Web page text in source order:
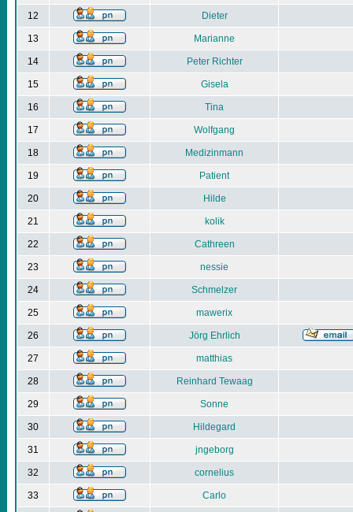
12 Dieter
13 Marianne
14 Peter Richter
15 Gisela
16 Tina
17 Wolfgang
18 Medizinmann
19 Patient
20 Hilde
21 kolik
22 Cathreen
23 nessie
24 Schmelzer
25 mawerix
26 Jörg Ehrlich
27 matthias
28 Reinhard Tewaag
29 Sonne
30 Hildegard
31 jngeborg
32 cornelius
33 Carlo